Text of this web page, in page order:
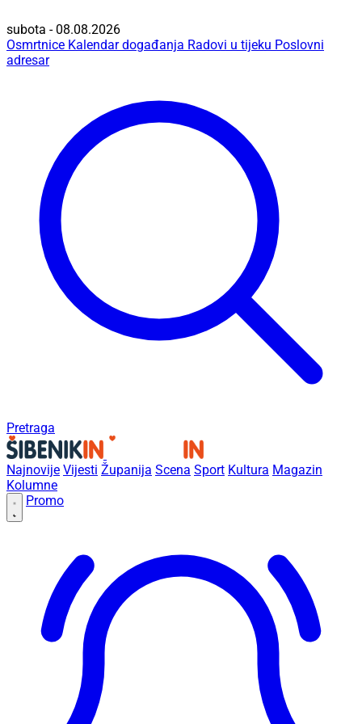
subota - 08.08.2026
Osmrtnice Kalendar događanja Radovi u tijeku Poslovni
adresar
Pretraga
Najnovije Vijesti Županija Scena Sport Kultura Magazin
Kolumne
Promo